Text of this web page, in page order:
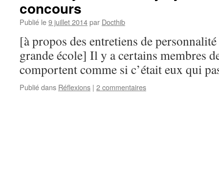
concours
Publié le9 juillet 2014par Docthib
[à propos des entretiens de
grande école] Il y a certains membres
comportent comme si c’était eux qui
Publié dans Réflexions | 2 commentaires